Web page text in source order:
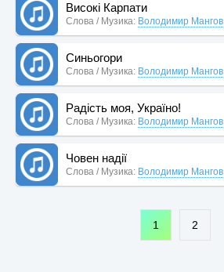
Високі Карпати
Слова / Музика: Володимир Мангов
Синьогори
Слова / Музика: Володимир Мангов
Радість моя, Україно!
Слова / Музика: Володимир Мангов
Човен надії
Слова / Музика: Володимир Мангов
1 2